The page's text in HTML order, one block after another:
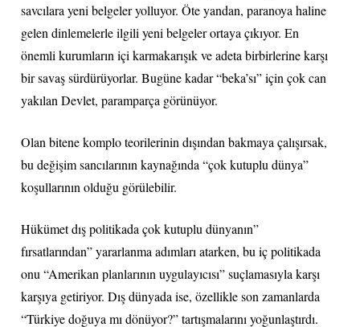
savcılara yeni belgeler yolluyor. Öte yandan, paranoya haline
gelen dinlemelerle ilgili yeni belgeler ortaya çıkıyor. En
önemli kurumların içi karmakarışık ve adeta birbirlerine karşı
bir savaş sürdürüyorlar. Bugüne kadar “beka’sı” için çok can
yakılan Devlet, paramparça görünüyor.
Olan bitene komplo teorilerinin dışından bakmaya çalışırsak,
bu değişim sancılarının kaynağında “çok kutuplu dünya”
koşullarının olduğu görülebilir.
Hükümet dış politikada çok kutuplu dünyanın”
fırsatlarından” yararlanma adımları atarken, bu iç politikada
onu “Amerikan planlarının uygulayıcısı” suçlamasıyla karşı
karşıya getiriyor. Dış dünyada ise, özellikle son zamanlarda
“Türkiye doğuya mı dönüyor?” tartışmalarını yoğunlaştırdı.